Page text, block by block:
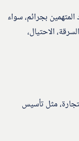
بجرائم، سواء
الاحتيال،
مثل تأسيس